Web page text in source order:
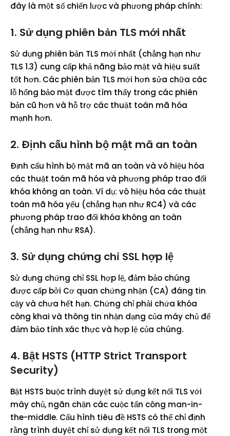
đây là một số chiến lược và phương pháp chính:
1. Sử dụng phiên bản TLS mới nhất
Sử dụng phiên bản TLS mới nhất (chẳng hạn như
TLS 1.3) cung cấp khả năng bảo mật và hiệu suất
tốt hơn. Các phiên bản TLS mới hơn sửa chữa các
lỗ hổng bảo mật được tìm thấy trong các phiên
bản cũ hơn và hỗ trợ các thuật toán mã hóa
mạnh hơn.
2. Định cấu hình bộ mật mã an toàn
Định cấu hình bộ mật mã an toàn và vô hiệu hóa
các thuật toán mã hóa và phương pháp trao đổi
khóa không an toàn. Ví dụ: vô hiệu hóa các thuật
toán mã hóa yếu (chẳng hạn như RC4) và các
phương pháp trao đổi khóa không an toàn
(chẳng hạn như RSA).
3. Sử dụng chứng chỉ SSL hợp lệ
Sử dụng chứng chỉ SSL hợp lệ, đảm bảo chúng
được cấp bởi Cơ quan chứng nhận (CA) đáng tin
cậy và chưa hết hạn. Chứng chỉ phải chứa khóa
công khai và thông tin nhận dạng của máy chủ để
đảm bảo tính xác thực và hợp lệ của chúng.
4. Bật HSTS (HTTP Strict Transport
Security)
Bật HSTS buộc trình duyệt sử dụng kết nối TLS với
máy chủ, ngăn chặn các cuộc tấn công man-in-
the-middle. Cấu hình tiêu đề HSTS có thể chỉ định
rằng trình duyệt chỉ sử dụng kết nối TLS trong một